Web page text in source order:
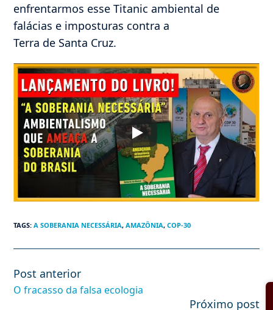
enfrentarmos esse Titanic ambiental de
falácias e imposturas contra a
Terra de Santa Cruz.
TAGS:A SOBERANIA NECESSÁRIA, AMAZÔNIA, COP-30
Leia
mais
artigos
Post anterior
O fracasso da falsa ecologia
Próximo post